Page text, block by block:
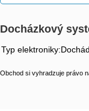
Docházkový
Typ
Obchod si vyhradzuje právo